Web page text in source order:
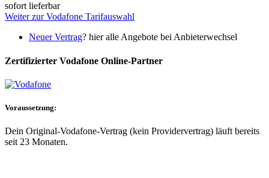
sofort lieferbar
Weiter zur Vodafone Tarifauswahl
Neuer Vertrag? hier alle Angebote bei Anbieterwechsel
Zertifizierter Vodafone Online-Partner
Voraussetzung:
Dein Original-Vodafone-Vertrag (kein Providervertrag) läuft bereits
seit 23 Monaten.